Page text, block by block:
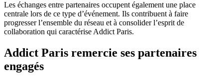
Les échanges entre partenaires occupent également une place
centrale lors de ce type d’événement. Ils contribuent à faire
progresser l’ensemble du réseau et à consolider l’esprit de
collaboration qui caractérise Addict Paris.
Addict Paris remercie ses partenaires
engagés